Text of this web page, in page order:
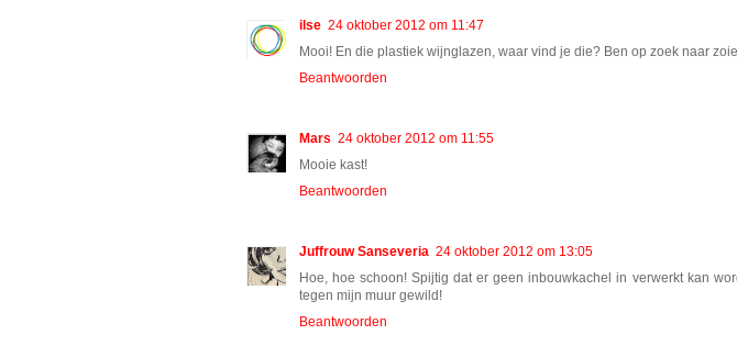
ilse 24 oktober 2012 om 11:47
Mooi! En die plastiek wijnglazen, waar vind je die? Ben op zoek naar
Beantwoorden
Mars 24 oktober 2012 om 11:55
Mooie kast!
Beantwoorden
Juffrouw Sanseveria 24 oktober 2012 om 13:05
Hoe, hoe schoon! Spijtig dat er geen inbouwkachel in verwerkt kan
tegen mijn muur gewild!
Beantwoorden